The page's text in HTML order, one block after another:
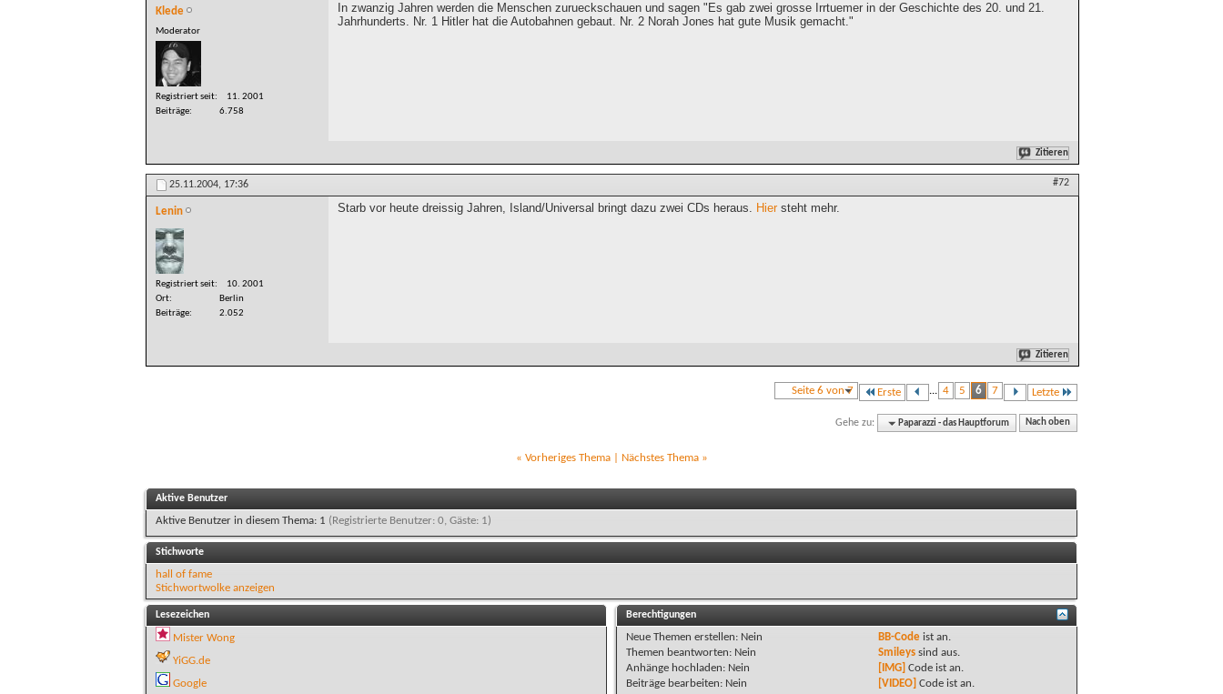
Klede
Moderator
Registriert seit
11. 2001
Beiträge
6.758
In zwanzig Jahren werden die Menschen zurueckschauen und sagen "Es gab zwei grosse Irrtuemer in der Geschichte des 20. und 21.
Jahrhunderts. Nr. 1 Hitler hat die Autobahnen gebaut. Nr. 2 Norah Jones hat gute Musik gemacht."
Zitieren
25.11.2004, 17:36 #72
Lenin
Registriert seit
10. 2001
Ort
Berlin
Beiträge
2.052
Starb vor heute dreissig Jahren, Island/Universal bringt dazu zwei CDs heraus. Hier steht mehr.
Zitieren
Seite 6 von 7 Erste ... 4 5 6 7 Letzte
Gehe zu: Paparazzi - das Hauptforum Nach oben
« Vorheriges Thema| Nächstes Thema »
Aktive Benutzer
Aktive Benutzer in diesem Thema: 1 (Registrierte Benutzer: 0, Gäste: 1)
Stichworte
hall of fame
Stichwortwolke anzeigen
Lesezeichen
Mister Wong
YiGG.de
Google
Berechtigungen
Neue Themen erstellen: Nein
Themen beantworten: Nein
Anhänge hochladen: Nein
Beiträge bearbeiten: Nein
BB-Codeist an
Smileyssind aus.
[IMG] Code ist an
[VIDEO] Code ist an